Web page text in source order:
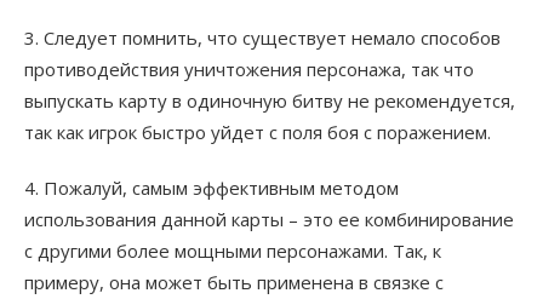
3. Следует помнить, что существует немало способов
противодействия уничтожения персонажа, так что
выпускать карту в одиночную битву не рекомендуется,
так как игрок быстро уйдет с поля боя с поражением.
4. Пожалуй, самым эффективным методом
использования данной карты – это ее комбинирование
с другими более мощными персонажами. Так, к
примеру, она может быть применена в связке с